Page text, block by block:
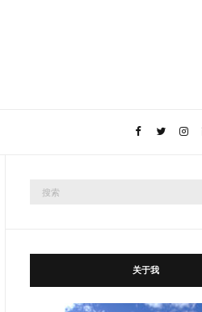
关于我